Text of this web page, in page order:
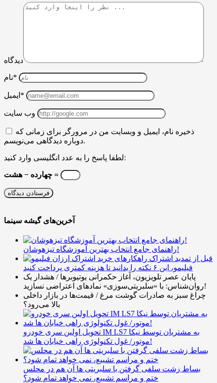
دیدگاه
نام*
ایمیل*
وب سایت
ذخیره نام، ایمیل و وبسایت من در مرورگر برای زمانی که
دوباره دیدگاهی می‌نویسم.
لطفا پاسخ را به عدد انگلیسی وارد کنید:
چهارده − هشت =
آخرین‌های گیشه سینما
راهنمای جامع انتخاب بهترین آموزشگاه تیزهوشان!
قبل از تمدید اشتراک
فیلیمو، این ۶ نکته را بدانید تا هزینه کمتری پرداخت کنید
پایان عصر تلویزیون، آغاز حکمرانی یوتیوبرها / هشدار یک
روان‌شناس: با «سلبریتی‌سوزی» نمادهای اعتراضی نسازید!
چراغ سبز به صادرات گوشت مرغ / قیمت‌ها در بازار داخلی
بالا می‌رود؟
تحویل اولین سری خودرو IM LS7 به مشتریان توسط نیکا
موتور/ غول تکنولوژی راهی خیابان ها شد!
بساط زشت سلفی گرفتن با سلبریتی ها آن هم در محلس
ختم و مراسم تشییع، نمی خواهد تمام شود؟